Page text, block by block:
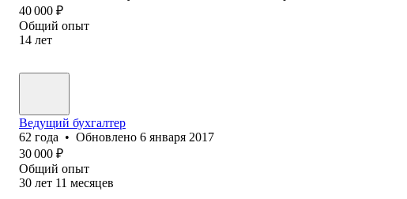
40 000 ₽
Общий опыт
14 лет
Ведущий бухгалтер
62 года • Обновлено 6 января 2017
30 000 ₽
Общий опыт
30 лет 11 месяцев